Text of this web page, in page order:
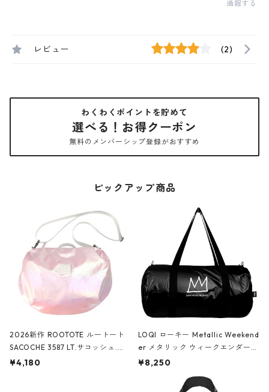
通報する
レビュー (2)
わくわくポイントを貯めて
選べる！お得クーポン
無料のメンバーシップ登録がおすすめ
ピックアップ商品
2026新作 ROOTOTE ルートート
SACOCHE 3587 LT.サコッシュ.ル
ミエ-B ショルダーバッグ グロスピ
¥4,180
LOQI ローキー Metallic Weekend
er メタリック ウィークエンダー
ボストンバッグ ショルダーバッグ
Black ジャン=ミッシェル・バスキ
¥8,250